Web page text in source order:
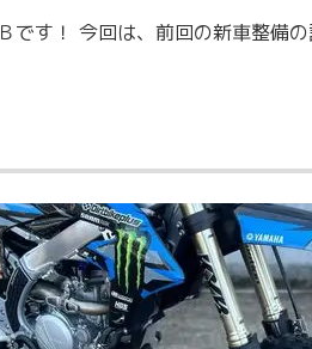
です！ 今回は、前回の新車整